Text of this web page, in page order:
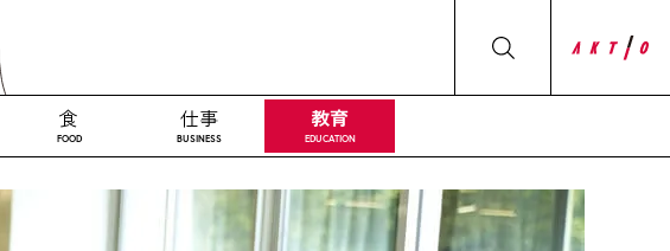
食
FOOD
仕事
BUSINESS
教育
EDUCATION